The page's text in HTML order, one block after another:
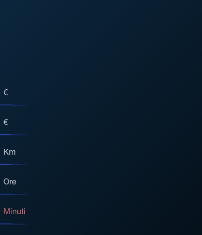
€
€
Km
Ore
Minuti